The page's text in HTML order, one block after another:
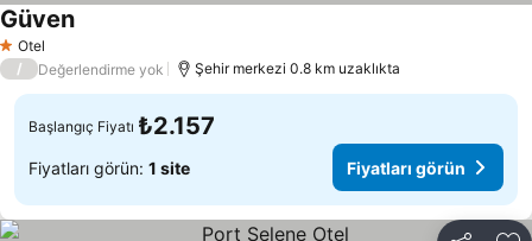
1 Yıldız
Otel
GüvenFiyatları görün
/ Değerlendirme yok Şehir merkezi 0.8 km uzaklıkta
Başlangıç Fiyatı ₺2.157
Fiyatları görün: 1 site Fiyatları görün